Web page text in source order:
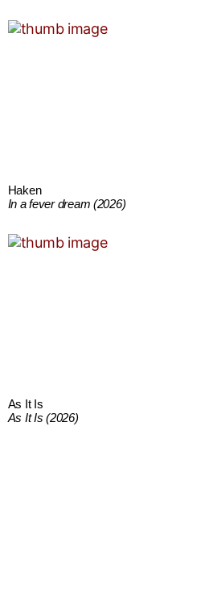
Haken
In a fever dream (2026)
As It Is
As It Is (2026)